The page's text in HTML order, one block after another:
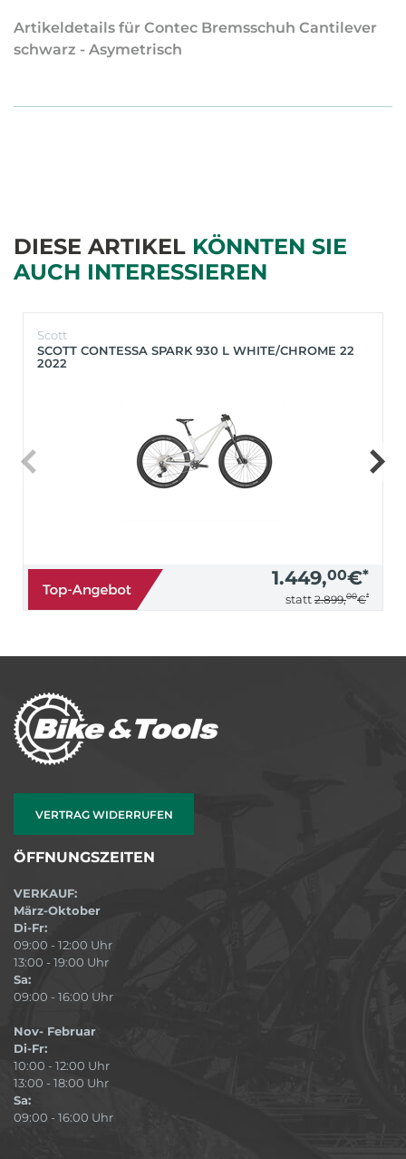
Artikeldetails für Contec Bremsschuh Cantilever
schwarz - Asymetrisch
DIESE ARTIKEL KÖNNTEN SIE
AUCH INTERESSIEREN
Scott
SCOTT CONTESSA SPARK 930 L WHITE/CHROME 22
2022
1.449,00€*
statt 2.899,00€*
VERTRAG WIDERRUFEN
ÖFFNUNGSZEITEN
VERKAUF:
März-Oktober
Di-Fr:
09:00 - 12:00 Uhr
13:00 - 19:00 Uhr
Sa:
09:00 - 16:00 Uhr
Nov- Februar
Di-Fr:
10:00 - 12:00 Uhr
13:00 - 18:00 Uhr
Sa:
09:00 - 16:00 Uhr